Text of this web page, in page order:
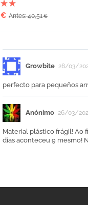
€ Antes: 40,51€
Growbite 28/03/
perfecto para pequeños
Anónimo 26/03/
Material plástico frágil! Ao
dias aconteceu 9 mesmo!